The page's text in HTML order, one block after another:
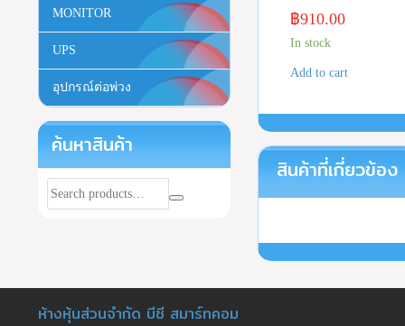
฿910.00
In stock
Add to cart
สินค้าที่เกี่ยวข้อง
MONITOR
UPS
อุปกรณ์ต่อพ่วง
ค้นหาสินค้า
ห้างหุ้นส่วนจำกัด บีซี สมาร์ทคอม